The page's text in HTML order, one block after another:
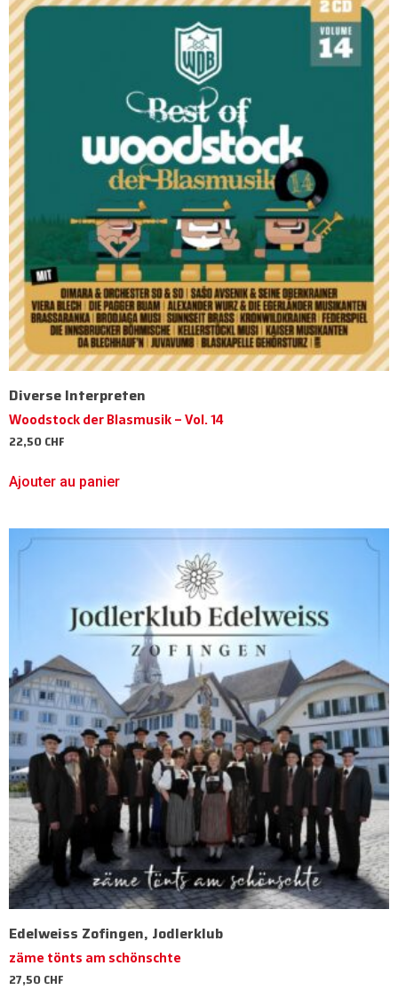
Diverse Interpreten
Woodstock der Blasmusik – Vol. 14
22,50CHF
Ajouter au panier
Edelweiss Zofingen, Jodlerklub
zäme tönts am schönschte
27,50CHF